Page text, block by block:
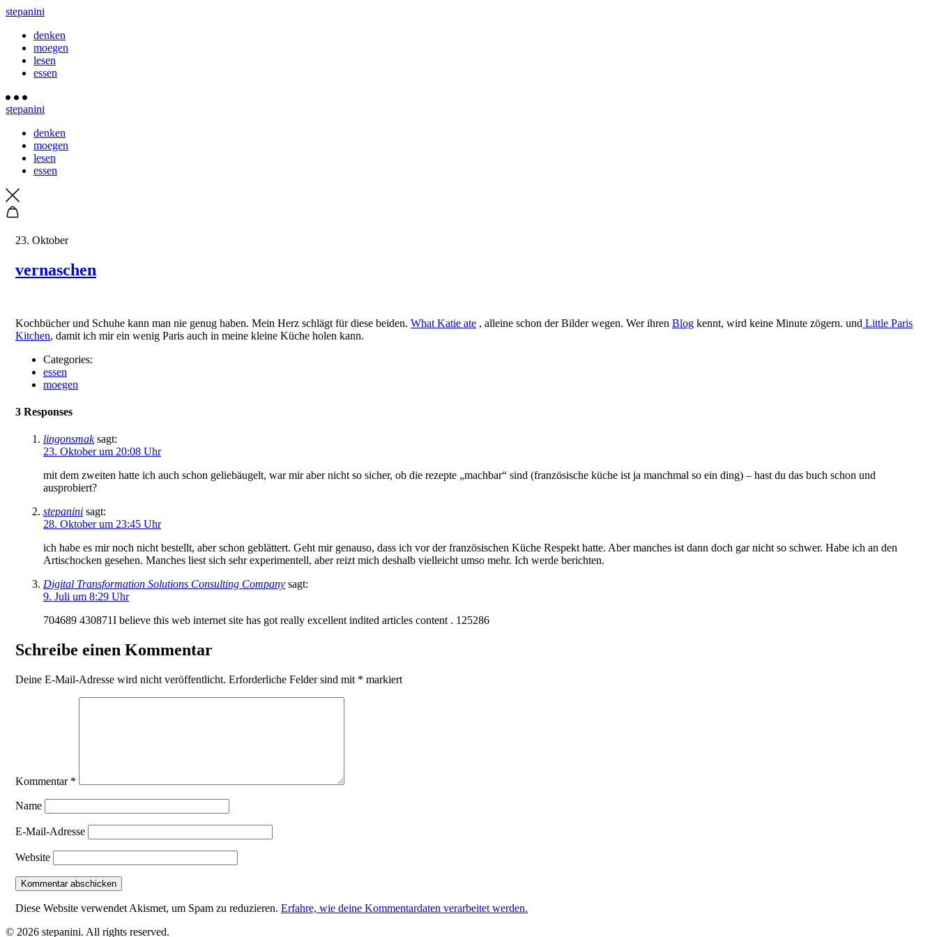
stepanini
denken
moegen
lesen
essen
stepanini
denken
moegen
lesen
essen
23. Oktober
vernaschen
Kochbücher und Schuhe kann man nie genug haben. Mein Herz schlägt für diese beiden. What Katie ate , alleine schon der Bilder wegen. Wer ihren Blog kennt, wird keine Minute zögern. und Little Paris
Kitchen, damit ich mir ein wenig Paris auch in meine kleine Küche holen kann.
Categories:
essen
moegen
3 Responses
lingonsmak sagt:
23. Oktober um 20:08 Uhr
mit dem zweiten hatte ich auch schon geliebäugelt, war mir aber nicht so sicher, ob die rezepte „machbar“ sind (französische küche ist ja manchmal so ein ding) – hast du das buch schon und
ausprobiert?
stepanini sagt:
28. Oktober um 23:45 Uhr
ich habe es mir noch nicht bestellt, aber schon geblättert. Geht mir genauso, dass ich vor der französischen Küche Respekt hatte. Aber manches ist dann doch gar nicht so schwer. Habe ich an den
Artischocken gesehen. Manches liest sich sehr experimentell, aber reizt mich deshalb vielleicht umso mehr. Ich werde berichten.
Digital Transformation Solutions Consulting Company sagt:
9. Juli um 8:29 Uhr
704689 430871I believe this web internet site has got really excellent indited articles content . 125286
Schreibe einen Kommentar
Deine E-Mail-Adresse wird nicht veröffentlicht. Erforderliche Felder sind mit * markiert
Kommentar *
Name
E-Mail-Adresse
Website
Diese Website verwendet Akismet, um Spam zu reduzieren. Erfahre, wie deine Kommentardaten verarbeitet werden.
© 2026 stepanini. All rights reserved.